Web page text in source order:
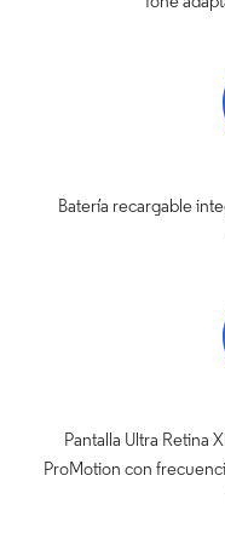
Batería recargable
Pantalla Ultra​​​​​​​ Retina
ProMotion con